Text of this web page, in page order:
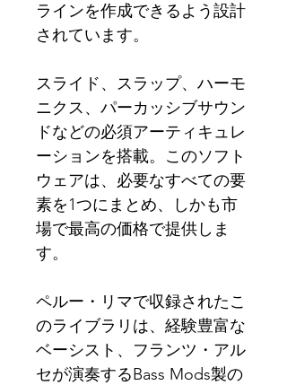
ラインを作成できるよう設計
されています。
スライド、スラップ、ハーモ
ニクス、パーカッシブサウン
ドなどの必須アーティキュレ
ーションを搭載。このソフト
ウェアは、必要なすべての要
素を1つにまとめ、しかも市
場で最高の価格で提供しま
す。
ペルー・リマで収録されたこ
のライブラリは、経験豊富な
ベーシスト、フランツ・アル
セが演奏するBass Mods製の